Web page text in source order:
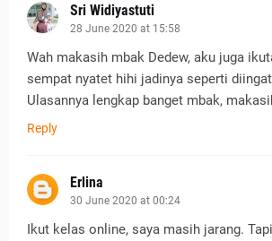
Sri Widiyastuti
28 June 2020 at 15:58
Wah makasih mbak Dedew, aku juga
sempat nyatet hihi jadinya seperti
Ulasannya lengkap banget mbak,
Reply
Erlina
30 June 2020 at 00:24
Ikut kelas online, saya masih jarang.